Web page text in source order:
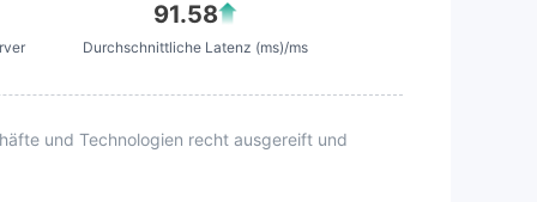
91.58
Durchschnittliche Latenz (ms)/ms
und Technologien recht ausgereift und